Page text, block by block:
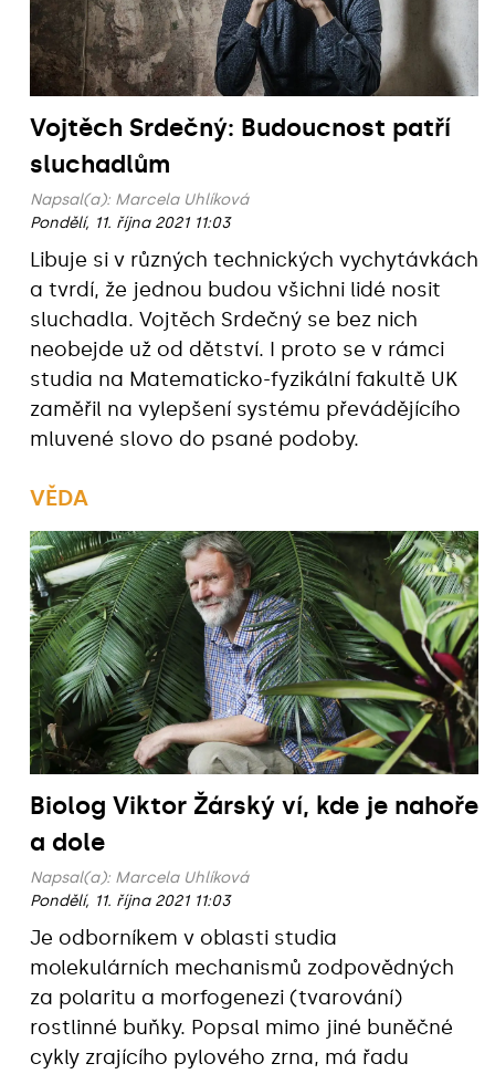
Vojtěch Srdečný: Budoucnost patří
sluchadlům
Napsal(a): Marcela Uhlíková
Pondělí, 11. října 2021 11:03
Libuje si v různých technických vychytávkách
a tvrdí, že jednou budou všichni lidé nosit
sluchadla. Vojtěch Srdečný se bez nich
neobejde už od dětství. I proto se v rámci
studia na Matematicko-fyzikální fakultě UK
zaměřil na vylepšení systému převádějícího
mluvené slovo do psané podoby.
VĚDA
Biolog Viktor Žárský ví, kde je nahoře
a dole
Napsal(a): Marcela Uhlíková
Pondělí, 11. října 2021 11:03
Je odborníkem v oblasti studia
molekulárních mechanismů zodpovědných
za polaritu a morfogenezi (tvarování)
rostlinné buňky. Popsal mimo jiné buněčné
cykly zrajícího pylového zrna, má řadu